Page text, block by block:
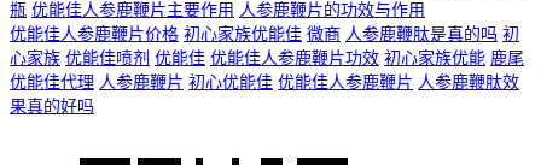
瓶 优能佳人参鹿鞭片主要作用 人参鹿鞭片的功效与作用
优能佳人参鹿鞭片价格 初心家族优能佳 微商 人参鹿鞭肽是真的吗 初
心家族 优能佳喷剂 优能佳 优能佳人参鹿鞭片功效 初心家族优能 鹿尾
优能佳代理 人参鹿鞭片 初心优能佳 优能佳人参鹿鞭片 人参鹿鞭肽效
果真的好吗